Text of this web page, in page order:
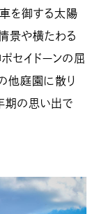
を御する太陽
景や横たわる
セイドーンの屈
他庭園に散り
期の思い出で